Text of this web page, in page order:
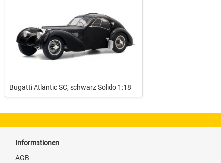
Bugatti Atlantic SC, schwarz Solido 1:18
Informationen
AGB